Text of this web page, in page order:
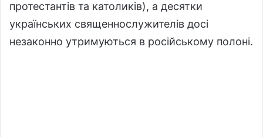
протестантів та католиків), а десятки
українських священнослужителів досі
незаконно утримуються в російському полоні.